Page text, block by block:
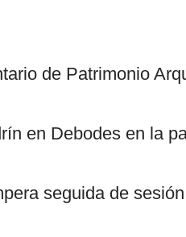
de Patrimonio
en Debodes en la
seguida de